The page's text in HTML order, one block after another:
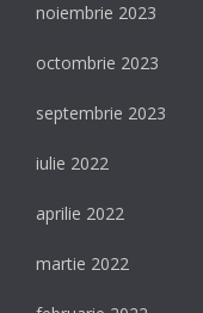
noiembrie 2023
octombrie 2023
septembrie 2023
iulie 2022
aprilie 2022
martie 2022